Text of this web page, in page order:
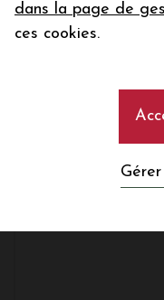
dans la page de
ces cookies.
En